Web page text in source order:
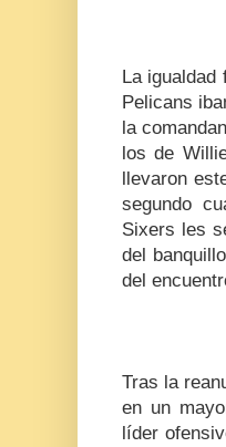
La
Pelicans
la
los de
llevaron
segundo
Sixers les
del
del
Tras la
en un
líder